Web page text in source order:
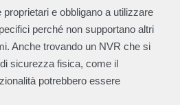
e obbligano a utilizzare
perché non supportano altri
Anche trovando un NVR che si
sicurezza fisica, come il
potrebbero essere